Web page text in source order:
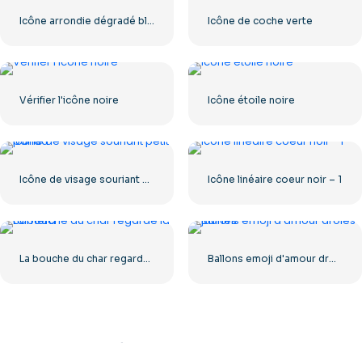
Icône de coche verte
Vérifier l'icône noire Icône étoile noire
Icône linéaire coeur noir – 1
Ballons emoji d'amour drôles jaunes